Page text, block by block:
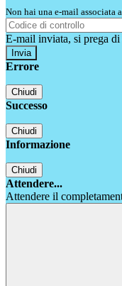
Non hai una e-mail associata
E-mail inviata, si prega
Errore
Chiudi
Successo
Chiudi
Informazione
Chiudi
Attendere...
Attendere il